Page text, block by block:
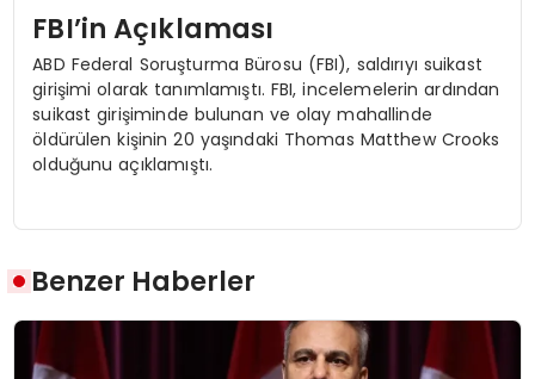
FBI’in Açıklaması
ABD Federal Soruşturma Bürosu (FBI), saldırıyı suikast
girişimi olarak tanımlamıştı. FBI, incelemelerin ardından
suikast girişiminde bulunan ve olay mahallinde
öldürülen kişinin 20 yaşındaki Thomas Matthew Crooks
olduğunu açıklamıştı.
Benzer Haberler